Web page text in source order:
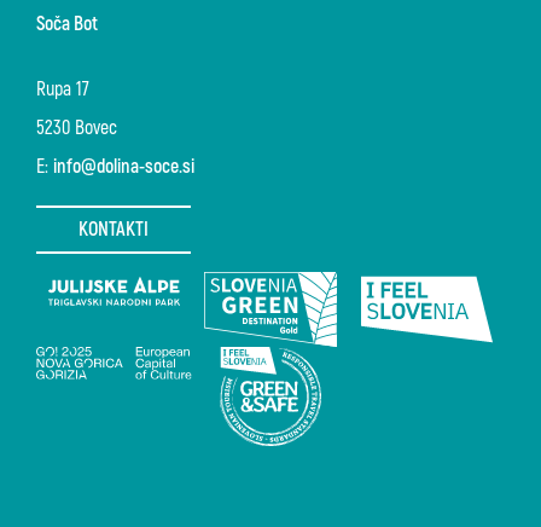
Rupa 17
5230 Bovec
E: info@dolina-soce.si
KONTAKTI
Soča Bot